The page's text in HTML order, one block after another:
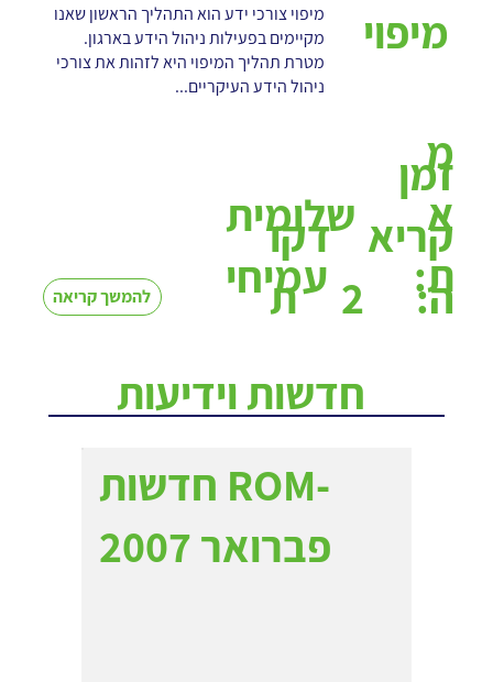
מיפוי
מיפוי צורכי ידע הוא התהליך הראשון שאנו
מקיימים בפעילות ניהול הידע בארגון.
מטרת תהליך המיפוי היא לזהות את צורכי
ניהול הידע העיקריים...
שלומית
עמיחי
מ
א
ת:
להמשך קריאה
דקו
ת
זמן
קריא
ה:
2
חדשות וידיעות
חדשות ROM-
פברואר 2007